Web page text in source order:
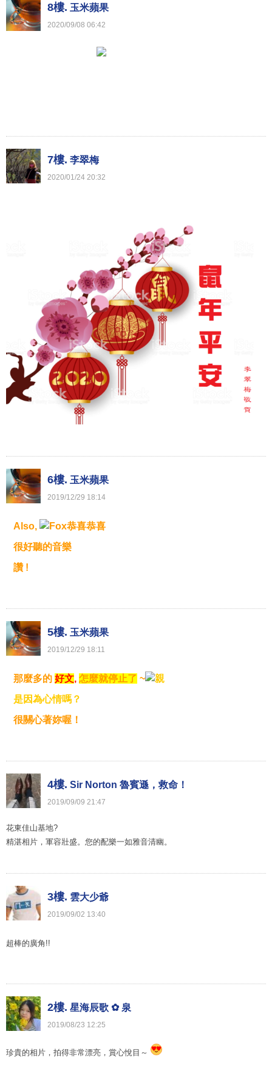
8樓. 玉米蘋果
2020/09/08 06:42
7樓. 李翠梅
2020/01/24 20:32
6樓. 玉米蘋果
2019/12/29 18:14
Also,
很好聽的音樂
讚 !
5樓. 玉米蘋果
2019/12/29 18:11
那麼多的 好文, 怎麼就停止了 ~
是因為心情嗎？
很關心著妳喔！
4樓. Sir Norton 魯賓遜，救命！
2019/09/09 21:47
花東佳山基地?
精湛相片，軍容壯盛。您的配樂一如雅音清幽。
3樓. 雲大少爺
2019/09/02 13:40
超棒的廣角!!
2樓. 星海辰歌 ✿ 泉
2019/08/23 12:25
珍貴的相片，拍得非常漂亮，賞心悅目～